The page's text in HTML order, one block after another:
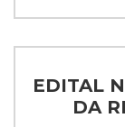
EDITAL
DA